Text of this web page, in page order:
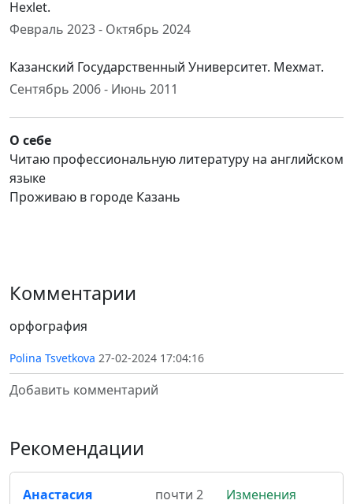
Hexlet.
Февраль 2023 - Октябрь 2024
Казанский Государственный Университет. Мехмат.
Сентябрь 2006 - Июнь 2011
О себе
Читаю профессиональную литературу на английском
языке
Проживаю в городе Казань
Комментарии
орфография
Polina Tsvetkova 27-02-2024 17:04:16
Добавить комментарий
Рекомендации
Анастасия
почти 2
Изменения